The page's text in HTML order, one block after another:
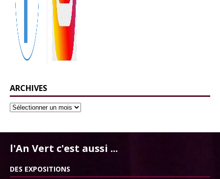
ARCHIVES
l'An Vert c'est aussi ...
DES EXPOSITIONS